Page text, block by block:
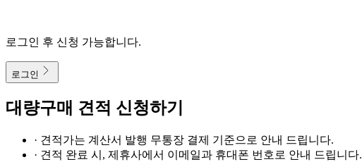
로그인 후 신청 가능합니다.
로그인
대량구매 견적 신청하기
· 견적가는 계산서 발행 무통장 결제 기준으로 안내 드립니다.
· 견적 완료 시, 제휴사에서 이메일과 휴대폰 번호로 안내 드립니다.